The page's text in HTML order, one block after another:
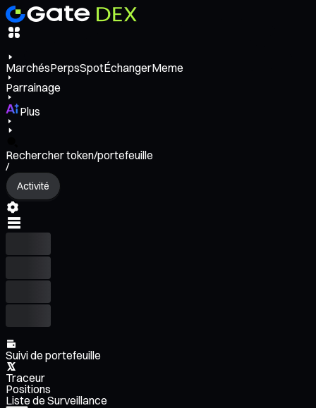
MarchésPerpsSpotÉchangerMeme
Parrainage
Plus
Rechercher token/portefeuille
/
Activité
Suivi de portefeuille
Traceur
Positions
Liste de Surveillance